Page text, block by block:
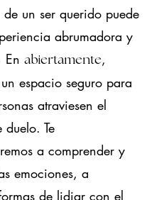
un ser querido puede
abrumadora y
En abiertamente,
espacio seguro para
atraviesen el
duelo. Te
a comprender y
emociones, a
de lidiar con el